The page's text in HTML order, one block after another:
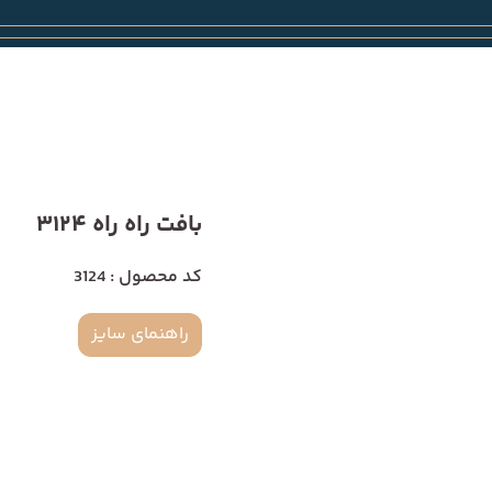
بافت راه راه 3124
کد محصول : 3124
راهنمای سایز